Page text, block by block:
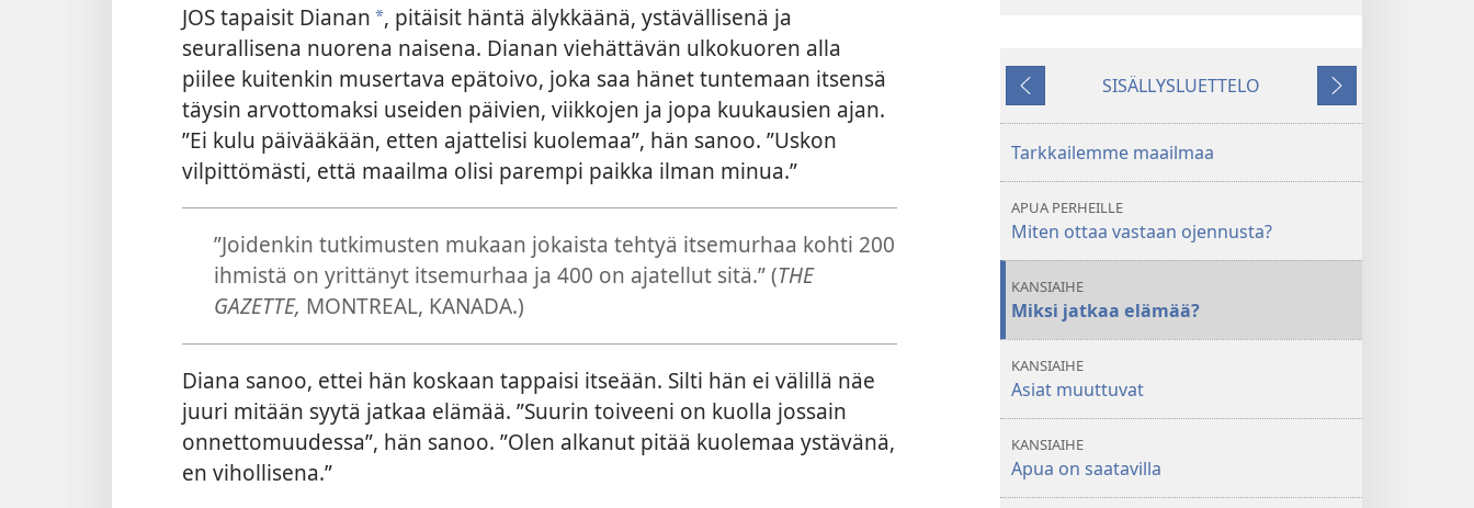
JOS tapaisit Dianan *, pitäisit häntä älykkäänä, ystävällisenä ja
seurallisena nuorena naisena. Dianan viehättävän ulkokuoren alla
piilee kuitenkin musertava epätoivo, joka saa hänet tuntemaan itsensä
täysin arvottomaksi useiden päivien, viikkojen ja jopa kuukausien ajan.
”Ei kulu päivääkään, etten ajattelisi kuolemaa”, hän sanoo. ”Uskon
vilpittömästi, että maailma olisi parempi paikka ilman minua.”
”Joidenkin tutkimusten mukaan jokaista tehtyä itsemurhaa kohti 200
ihmistä on yrittänyt itsemurhaa ja 400 on ajatellut sitä.” (THE
GAZETTE, MONTREAL, KANADA.)
Diana sanoo, ettei hän koskaan tappaisi itseään. Silti hän ei välillä näe
juuri mitään syytä jatkaa elämää. ”Suurin toiveeni on kuolla jossain
onnettomuudessa”, hän sanoo. ”Olen alkanut pitää kuolemaa ystävänä,
en vihollisena.”
jatkaa
Kolme
syytä
jatkaa
Kolme
Edellinen
SISÄLLYSLUETTELO
Seuraava
Tarkkailemme maailmaa
APUA PERHEILLE
Miten ottaa vastaan ojennusta?
KANSIAIHE
Miksi jatkaa elämää?
KANSIAIHE
Asiat muuttuvat
KANSIAIHE
Apua on saatavilla